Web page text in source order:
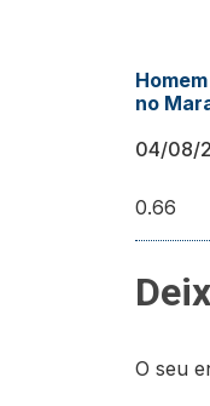
no
04/08/
O seu